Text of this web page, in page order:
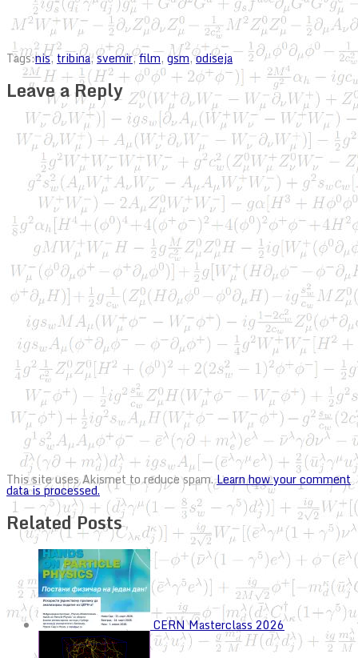
Tags:nis, tribina,svemir,film,gsm,odiseja
Leave a Reply
This site uses Akismet to reduce spam.Learn how your comment
data is processed.
Related Posts
CERN Masterclass 2026